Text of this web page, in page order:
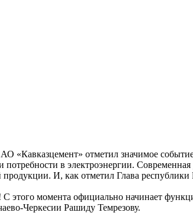
«Кавказцемент» отметил значимое
в электроэнергии.
И, как отметил Глава
момента официально начинает
Черкесии Рашиду Темрезову.